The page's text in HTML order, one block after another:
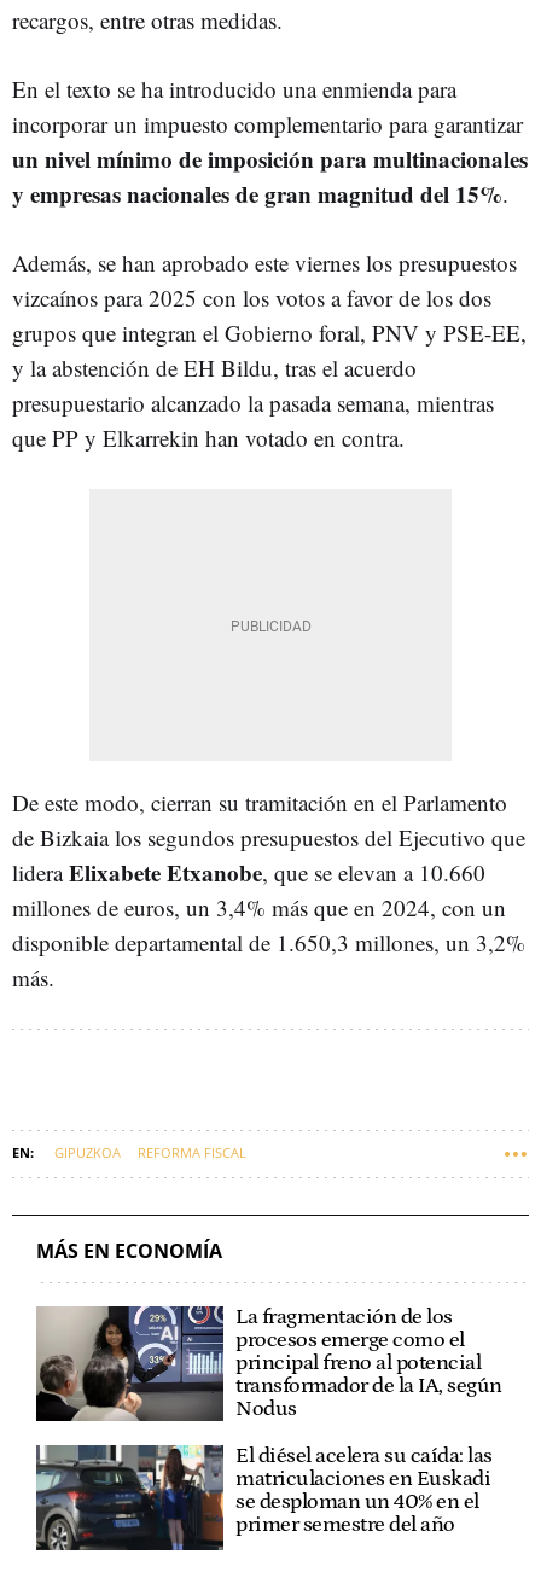
recargos, entre otras medidas.
En el texto se ha introducido una enmienda para
incorporar un impuesto complementario para garantizar
un nivel mínimo de imposición para multinacionales
y empresas nacionales de gran magnitud del 15%.
Además, se han aprobado este viernes los presupuestos
vizcaínos para 2025 con los votos a favor de los dos
grupos que integran el Gobierno foral, PNV y PSE-EE,
y la abstención de EH Bildu, tras el acuerdo
presupuestario alcanzado la pasada semana, mientras
que PP y Elkarrekin han votado en contra.
De este modo, cierran su tramitación en el Parlamento
de Bizkaia los segundos presupuestos del Ejecutivo que
lideraElixabete Etxanobe, que se elevan a 10.660
millones de euros, un 3,4% más que en 2024, con un
disponible departamental de 1.650,3 millones, un 3,2%
más.
GIPUZKOA REFORMA FISCAL
MÁS EN ECONOMÍA
La fragmentación de los
procesos emerge como el
principal freno al potencial
transformador de la IA, según
Nodus
El diésel acelera su caída: las
matriculaciones en Euskadi
se desploman un 40% en el
primer semestre del año